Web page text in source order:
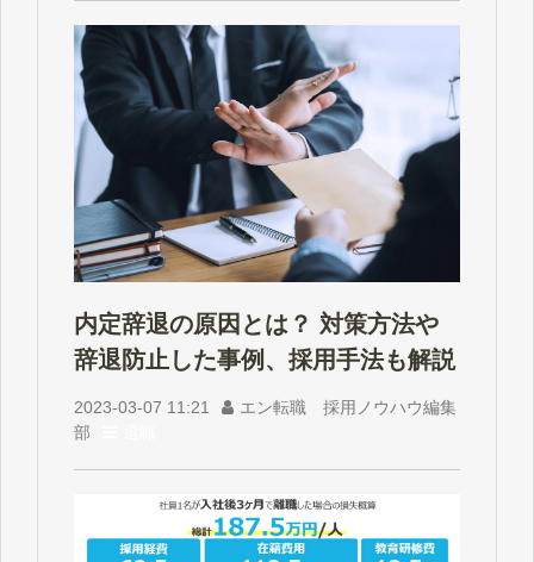
内定辞退の原因とは？ 対策方法や
辞退防止した事例、採用手法も解説
2023-03-07 11:21
エン転職 採用ノウハウ編集
部